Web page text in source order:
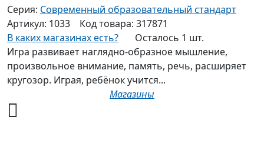
Серия: Современный образовательный стандарт
Артикул: 1033 Код товара: 317871
В каких магазинах есть?
Осталось 1 шт.
Игра развивает наглядно-образное мышление,
произвольное внимание, память, речь, расширяет
кругозор. Играя, ребёнок учится...
Магазины